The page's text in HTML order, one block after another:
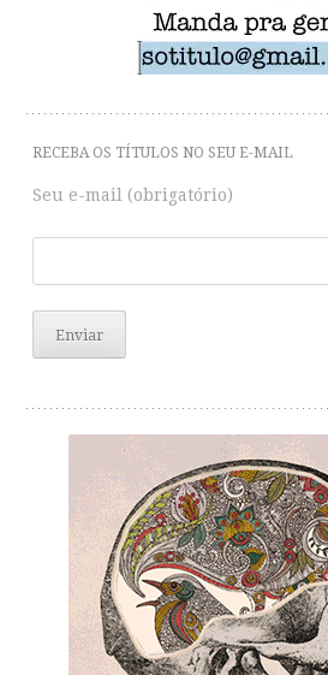
RECEBA OS TÍTULOS NO SEU E-MAIL
Seu e-mail (obrigatório)